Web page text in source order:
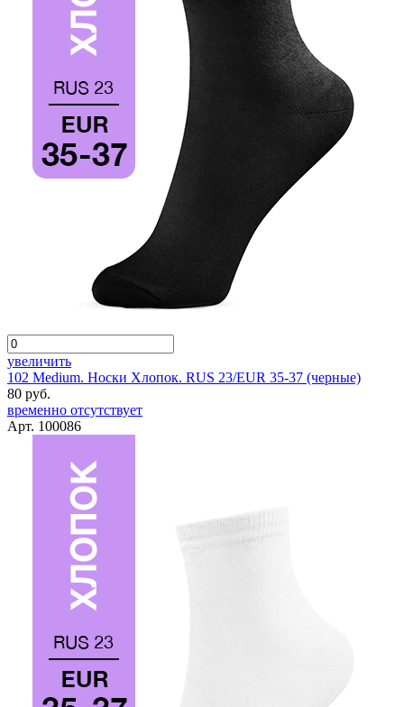
увеличить
102 Medium. Носки Хлопок. RUS 23/EUR 35-37 (черные)
80 руб.
временно отсутствует
Арт. 100086